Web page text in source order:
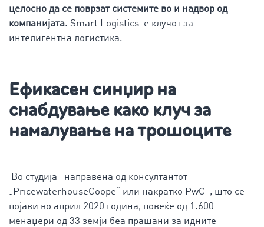
целосно да се поврзат системите во и надвор од
компанијата. Smart Logistics е клучот за
интелигентна логистика.
Ефикасен синџир на
снабдување како клуч за
намалување на трошоците
Во студија направена од консултантот
„PricewaterhouseCoope“ или накратко PwC , што се
појави во април 2020 година, повеќе од 1.600
менаџери од 33 земји беа прашани за идните